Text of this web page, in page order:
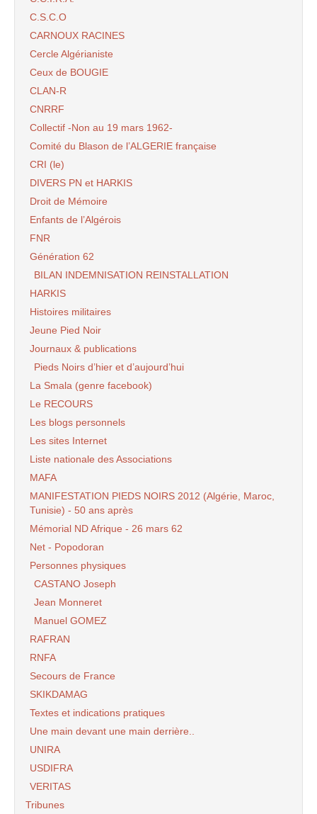
C.S.C.O
CARNOUX RACINES
Cercle Algérianiste
Ceux de BOUGIE
CLAN-R
CNRRF
Collectif -Non au 19 mars 1962-
Comité du Blason de l’ALGERIE française
CRI (le)
DIVERS PN et HARKIS
Droit de Mémoire
Enfants de l’Algérois
FNR
Génération 62
BILAN INDEMNISATION REINSTALLATION
HARKIS
Histoires militaires
Jeune Pied Noir
Journaux & publications
Pieds Noirs d’hier et d’aujourd’hui
La Smala (genre facebook)
Le RECOURS
Les blogs personnels
Les sites Internet
Liste nationale des Associations
MAFA
MANIFESTATION PIEDS NOIRS 2012 (Algérie, Maroc,
Tunisie) - 50 ans après
Mémorial ND Afrique - 26 mars 62
Net - Popodoran
Personnes physiques
CASTANO Joseph
Jean Monneret
Manuel GOMEZ
RAFRAN
RNFA
Secours de France
SKIKDAMAG
Textes et indications pratiques
Une main devant une main derrière..
UNIRA
USDIFRA
VERITAS
Tribunes